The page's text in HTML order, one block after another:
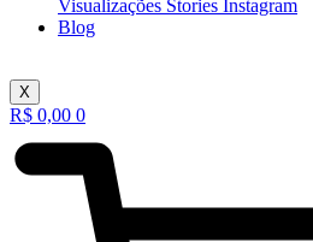
Visualizações Stories Instagram
Blog
X
R$ 0,00 0